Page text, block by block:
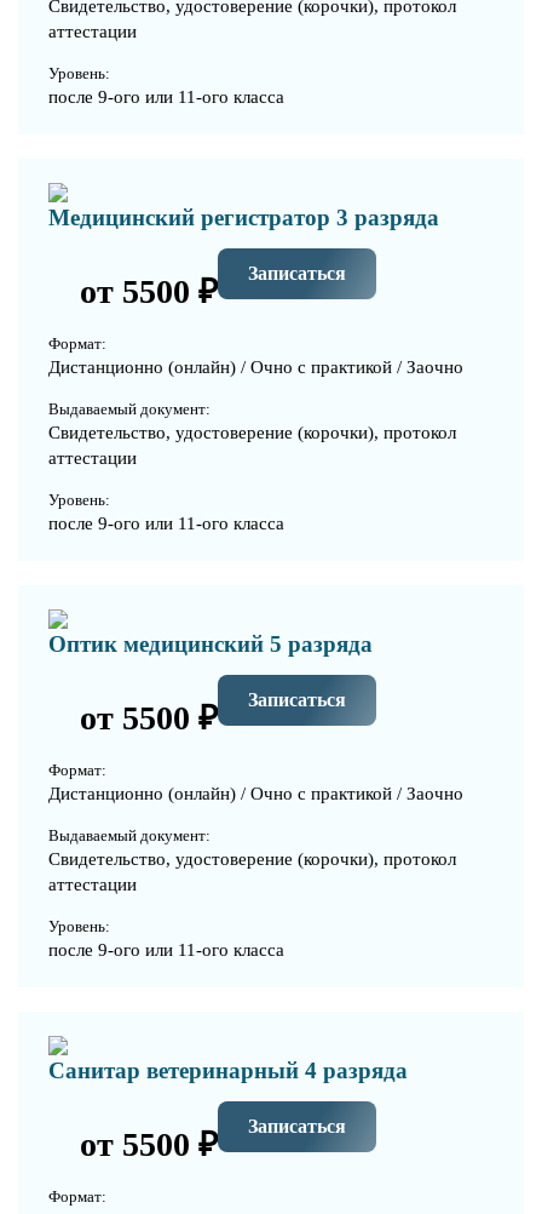
Свидетельство, удостоверение (корочки), протокол
аттестации
Уровень:
после 9-ого или 11-ого класса
Медицинский регистратор 3 разряда
от 5500 ₽ Записаться
Формат:
Дистанционно (онлайн) / Очно с практикой / Заочно
Выдаваемый документ:
Свидетельство, удостоверение (корочки), протокол
аттестации
Уровень:
после 9-ого или 11-ого класса
Оптик медицинский 5 разряда
от 5500 ₽ Записаться
Формат:
Дистанционно (онлайн) / Очно с практикой / Заочно
Выдаваемый документ:
Свидетельство, удостоверение (корочки), протокол
аттестации
Уровень:
после 9-ого или 11-ого класса
Санитар ветеринарный 4 разряда
от 5500 ₽ Записаться
Формат: